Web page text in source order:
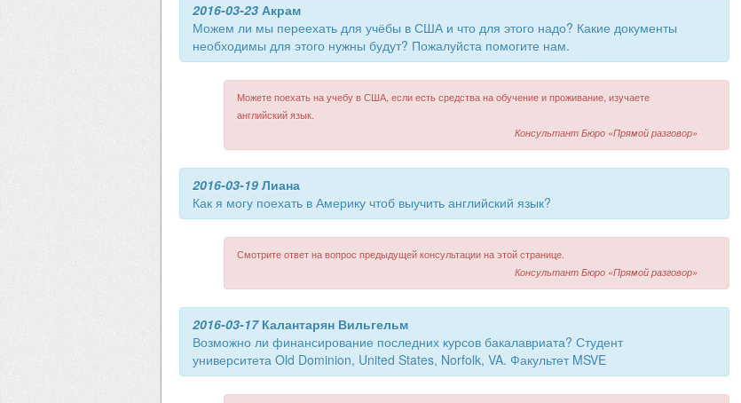
2016-03-23 Акрам
Можем ли мы переехать для учёбы в США и что для этого надо? Какие документы
необходимы для этого нужны будут? Пожалуйста помогите нам.
Можете поехать на учебу в США, если есть средства на обучение и проживание, изучаете
английский язык.
Консультант Бюро «Прямой разговор»
2016-03-19 Лиана
Как я могу поехать в Америку чтоб выучить английский язык?
Смотрите ответ на вопрос предыдущей консультации на этой странице.
Консультант Бюро «Прямой разговор»
2016-03-17Калантарян Вильгельм
Возможно ли финансирование последних курсов бакалавриата? Студент
университета Old Dominion, United States, Norfolk, VA. Факультет MSVE